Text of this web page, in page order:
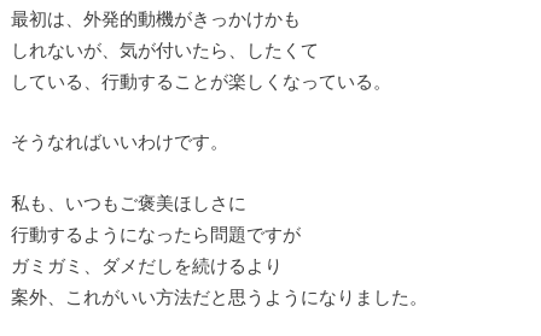
最初は、外発的動機がきっかけかも
しれないが、気が付いたら、したくて
している、行動することが楽しくなっている。
そうなればいいわけです。
私も、いつもご褒美ほしさに
行動するようになったら問題ですが
ガミガミ、ダメだしを続けるより
案外、これがいい方法だと思うようになりました。